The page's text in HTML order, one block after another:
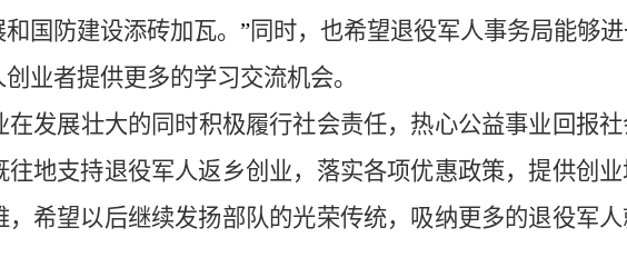
国防建设添砖加瓦。 ” 同时，也希望退役军人事务局能够
业者提供更多的学习交流机会。
发展壮大的同时积极履行社会责任，热心公益事业回报
地支持退役军人返乡创业，落实各项优惠政策，提供创
希望以后继续发扬部队的光荣传统，吸纳更多的退役军